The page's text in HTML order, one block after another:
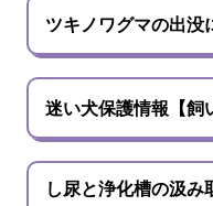
ツキノワグマの出没
迷い犬保護情報【飼
し尿と浄化槽の汲